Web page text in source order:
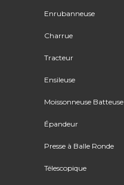
Enrubanneuse
Charrue
Tracteur
Ensileuse
Moissonneuse Batteuse
Épandeur
Presse à Balle Ronde
Télescopique